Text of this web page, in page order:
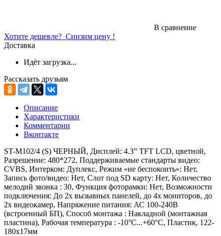
В сравнение
Хотите дешевле? Снизим цену !
Доставка
Идёт загрузка...
Рассказать друзьям
Описание
Характеристики
Комментарии
Вконтакте
ST-M102/4 (S) ЧЕРНЫЙ, Дисплей: 4.3” TFT LCD, цветной,
Разрешение: 480*272, Поддерживаемые стандарты видео:
CVBS, Интерком: Дуплекс, Режим «не беспокоить»: Нет,
Запись фото/видео: Нет, Слот под SD карту: Нет, Количество
мелодий звонка : 30, Функция фоторамки: Нет, Возможности
подключения: До 2х вызывных панелей, до 4х мониторов, до
2х видеокамер, Напряжение питания: АС 100-240В
(встроенный БП), Способ монтажа : Накладной (монтажная
пластина), Рабочая температура : -10°С...+60°С, Пластик, 122-
180х17мм